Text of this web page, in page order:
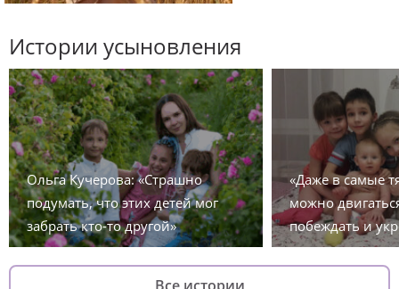
Истории усыновления
Ольга Кучерова: «Страшно
подумать, что этих детей мог
забрать кто-то другой»
«Даже в самые
можно
побеждать и